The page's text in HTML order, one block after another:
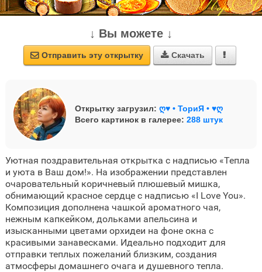
↓ Вы можете ↓
 Отправить эту открытку  Скачать 
Открытку загрузил: ღ♥ • ТориЯ • ♥ღ
Всего картинок в галерее: 288 штук
Уютная поздравительная открытка с надписью «Тепла
и уюта в Ваш дом!». На изображении представлен
очаровательный коричневый плюшевый мишка,
обнимающий красное сердце с надписью «I Love You».
Композиция дополнена чашкой ароматного чая,
нежным капкейком, дольками апельсина и
изысканными цветами орхидеи на фоне окна с
красивыми занавесками. Идеально подходит для
отправки теплых пожеланий близким, создания
атмосферы домашнего очага и душевного тепла.